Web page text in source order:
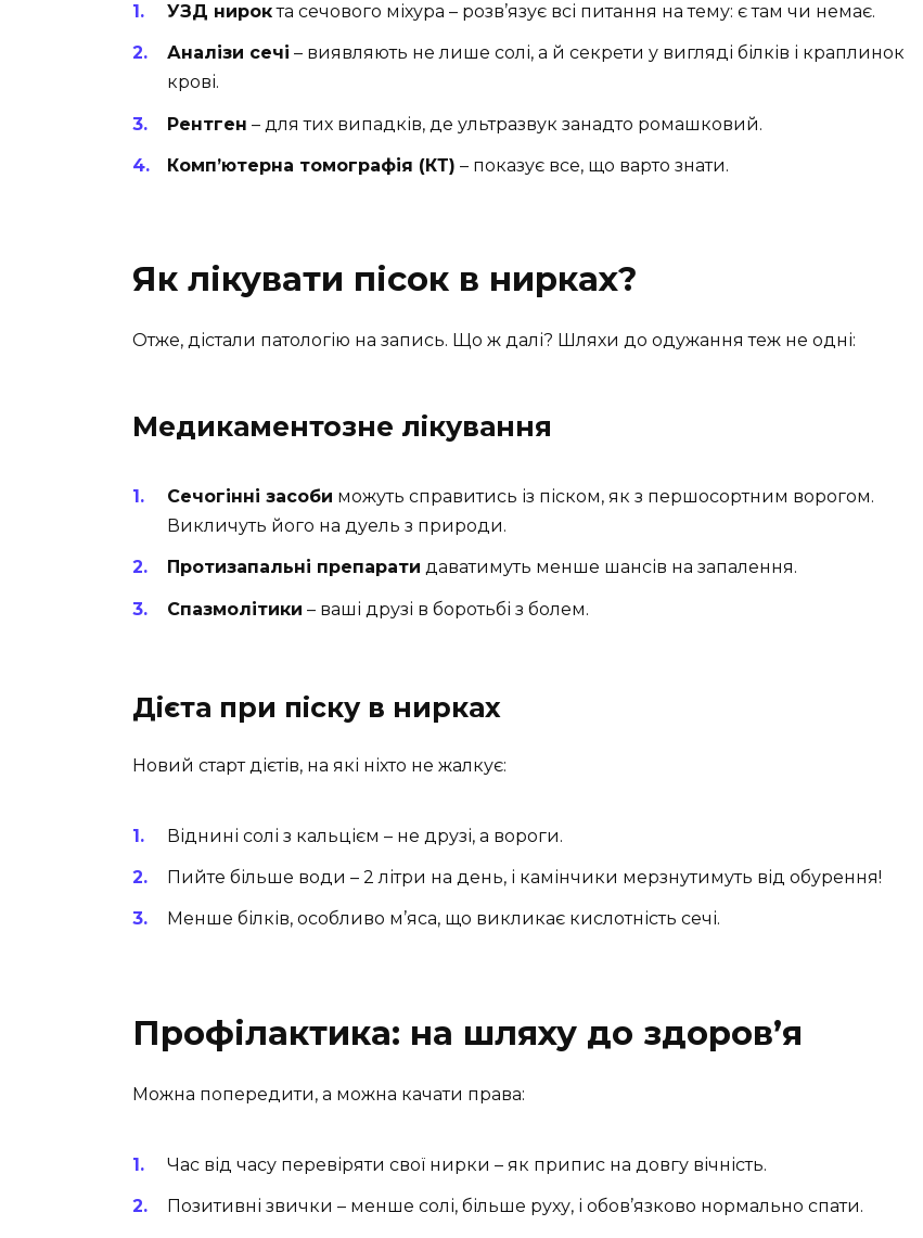
УЗД нирокта сечового міхура – розв’язує всі питання на тему: є там чи немає.
Аналізи сечі – виявляють не лише солі, а й секрети у вигляді білків і краплинок
крові.
Рентген – для тих випадків, де ультразвук занадто ромашковий.
Комп’ютерна томографія (КТ) – показує все, що варто знати.
Як лікувати пісок в нирках?
Отже, дістали патологію на запись. Що ж далі? Шляхи до одужання теж не одні:
Медикаментозне лікування
Сечогінні засоби можуть справитись із піском, як з першосортним ворогом.
Викличуть його на дуель з природи.
Протизапальні препарати даватимуть менше шансів на запалення.
Спазмолітики – ваші друзі в боротьбі з болем.
Дієта при піску в нирках
Новий старт дієтів, на які ніхто не жалкує:
Віднині солі з кальцієм – не друзі, а вороги.
Пийте більше води – 2 літри на день, і камінчики мерзнутимуть від обурення!
Менше білків, особливо м’яса, що викликає кислотність сечі.
Профілактика: на шляху до здоров’я
Можна попередити, а можна качати права:
Час від часу перевіряти свої нирки – як припис на довгу вічність.
Позитивні звички – менше солі, більше руху, і обов’язково нормально спати.